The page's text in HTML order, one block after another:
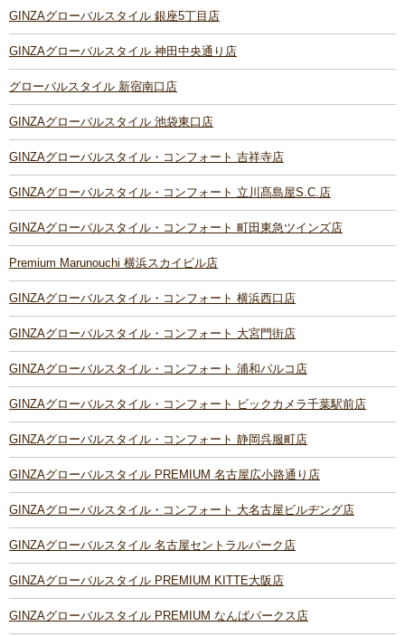
GINZAグローバルスタイル 銀座5丁目店
GINZAグローバルスタイル 神田中央通り店
グローバルスタイル 新宿南口店
GINZAグローバルスタイル 池袋東口店
GINZAグローバルスタイル・コンフォート 吉祥寺店
GINZAグローバルスタイル・コンフォート 立川髙島屋S.C.店
GINZAグローバルスタイル・コンフォート 町田東急ツインズ店
Premium Marunouchi 横浜スカイビル店
GINZAグローバルスタイル・コンフォート 横浜西口店
GINZAグローバルスタイル・コンフォート 大宮門街店
GINZAグローバルスタイル・コンフォート 浦和パルコ店
GINZAグローバルスタイル・コンフォート ビックカメラ千葉駅前店
GINZAグローバルスタイル・コンフォート 静岡呉服町店
GINZAグローバルスタイル PREMIUM 名古屋広小路通り店
GINZAグローバルスタイル・コンフォート 大名古屋ビルヂング店
GINZAグローバルスタイル 名古屋セントラルパーク店
GINZAグローバルスタイル PREMIUM KITTE大阪店
GINZAグローバルスタイル PREMIUM なんばパークス店